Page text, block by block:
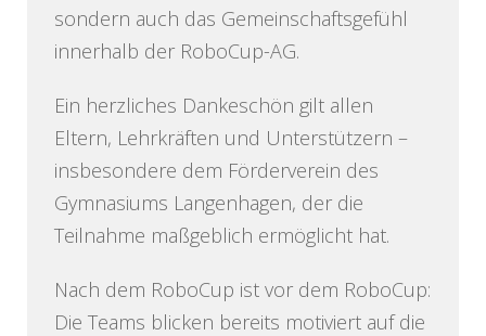
sondern auch das Gemeinschaftsgefühl
innerhalb der RoboCup-AG.
Ein herzliches Dankeschön gilt allen
Eltern, Lehrkräften und Unterstützern –
insbesondere dem Förderverein des
Gymnasiums Langenhagen, der die
Teilnahme maßgeblich ermöglicht hat.
Nach dem RoboCup ist vor dem RoboCup:
Die Teams blicken bereits motiviert auf die